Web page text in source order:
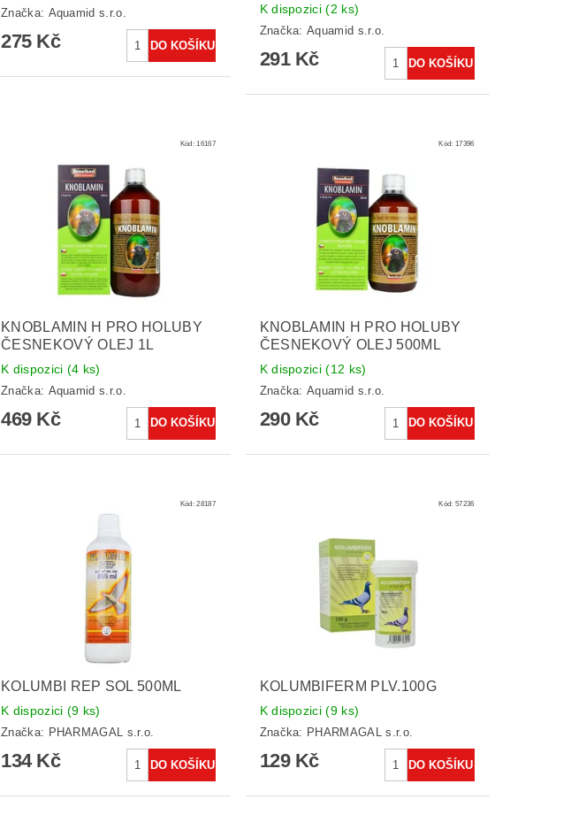
Značka: Aquamid s.r.o.
275 Kč
K dispozici(2 ks)
Značka:Aquamid s.r.o.
291 Kč
Kód:16167
KNOBLAMIN H PRO HOLUBY
ČESNEKOVÝ OLEJ 1L
K dispozici (4 ks)
Značka: Aquamid s.r.o.
469 Kč
Kód:17396
KNOBLAMIN H PRO HOLUBY
ČESNEKOVÝ OLEJ 500ML
K dispozici(12 ks)
Značka:Aquamid s.r.o.
290 Kč
Kód:28187
KOLUMBI REP SOL 500ML
K dispozici (9 ks)
Značka: PHARMAGAL s.r.o.
134 Kč
Kód:57236
KOLUMBIFERM PLV.100G
K dispozici(9 ks)
Značka: PHARMAGAL s.r.o.
129 Kč